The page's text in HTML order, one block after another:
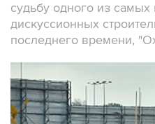
судьбу одного из самых
дискуссионных
последнего времени,